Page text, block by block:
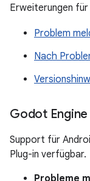
Erweiterungen
Problem
Nach
Godot Engine
Support für
Plug-in verfügbar.
Probleme